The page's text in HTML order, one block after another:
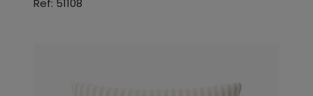
Ref: 51108